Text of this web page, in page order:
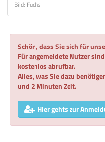
Bild: Fuchs
Schön, dass Sie sich für
Für angemeldete Nutzer
kostenlos abrufbar.
Alles, was Sie dazu
und 2 Minuten Zeit.
Hier gehts zur